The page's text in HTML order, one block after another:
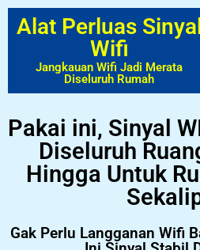
Alat Perluas
Wifi
Jangkauan Wifi Jadi Merata
Diseluruh Rumah
Pakai ini, Sinyal
Diseluruh
Hingga Untuk
Gak Perlu Langganan Wifi